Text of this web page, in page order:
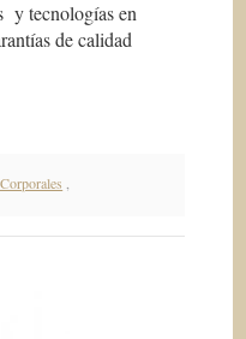
y tecnologías en
de calidad
,